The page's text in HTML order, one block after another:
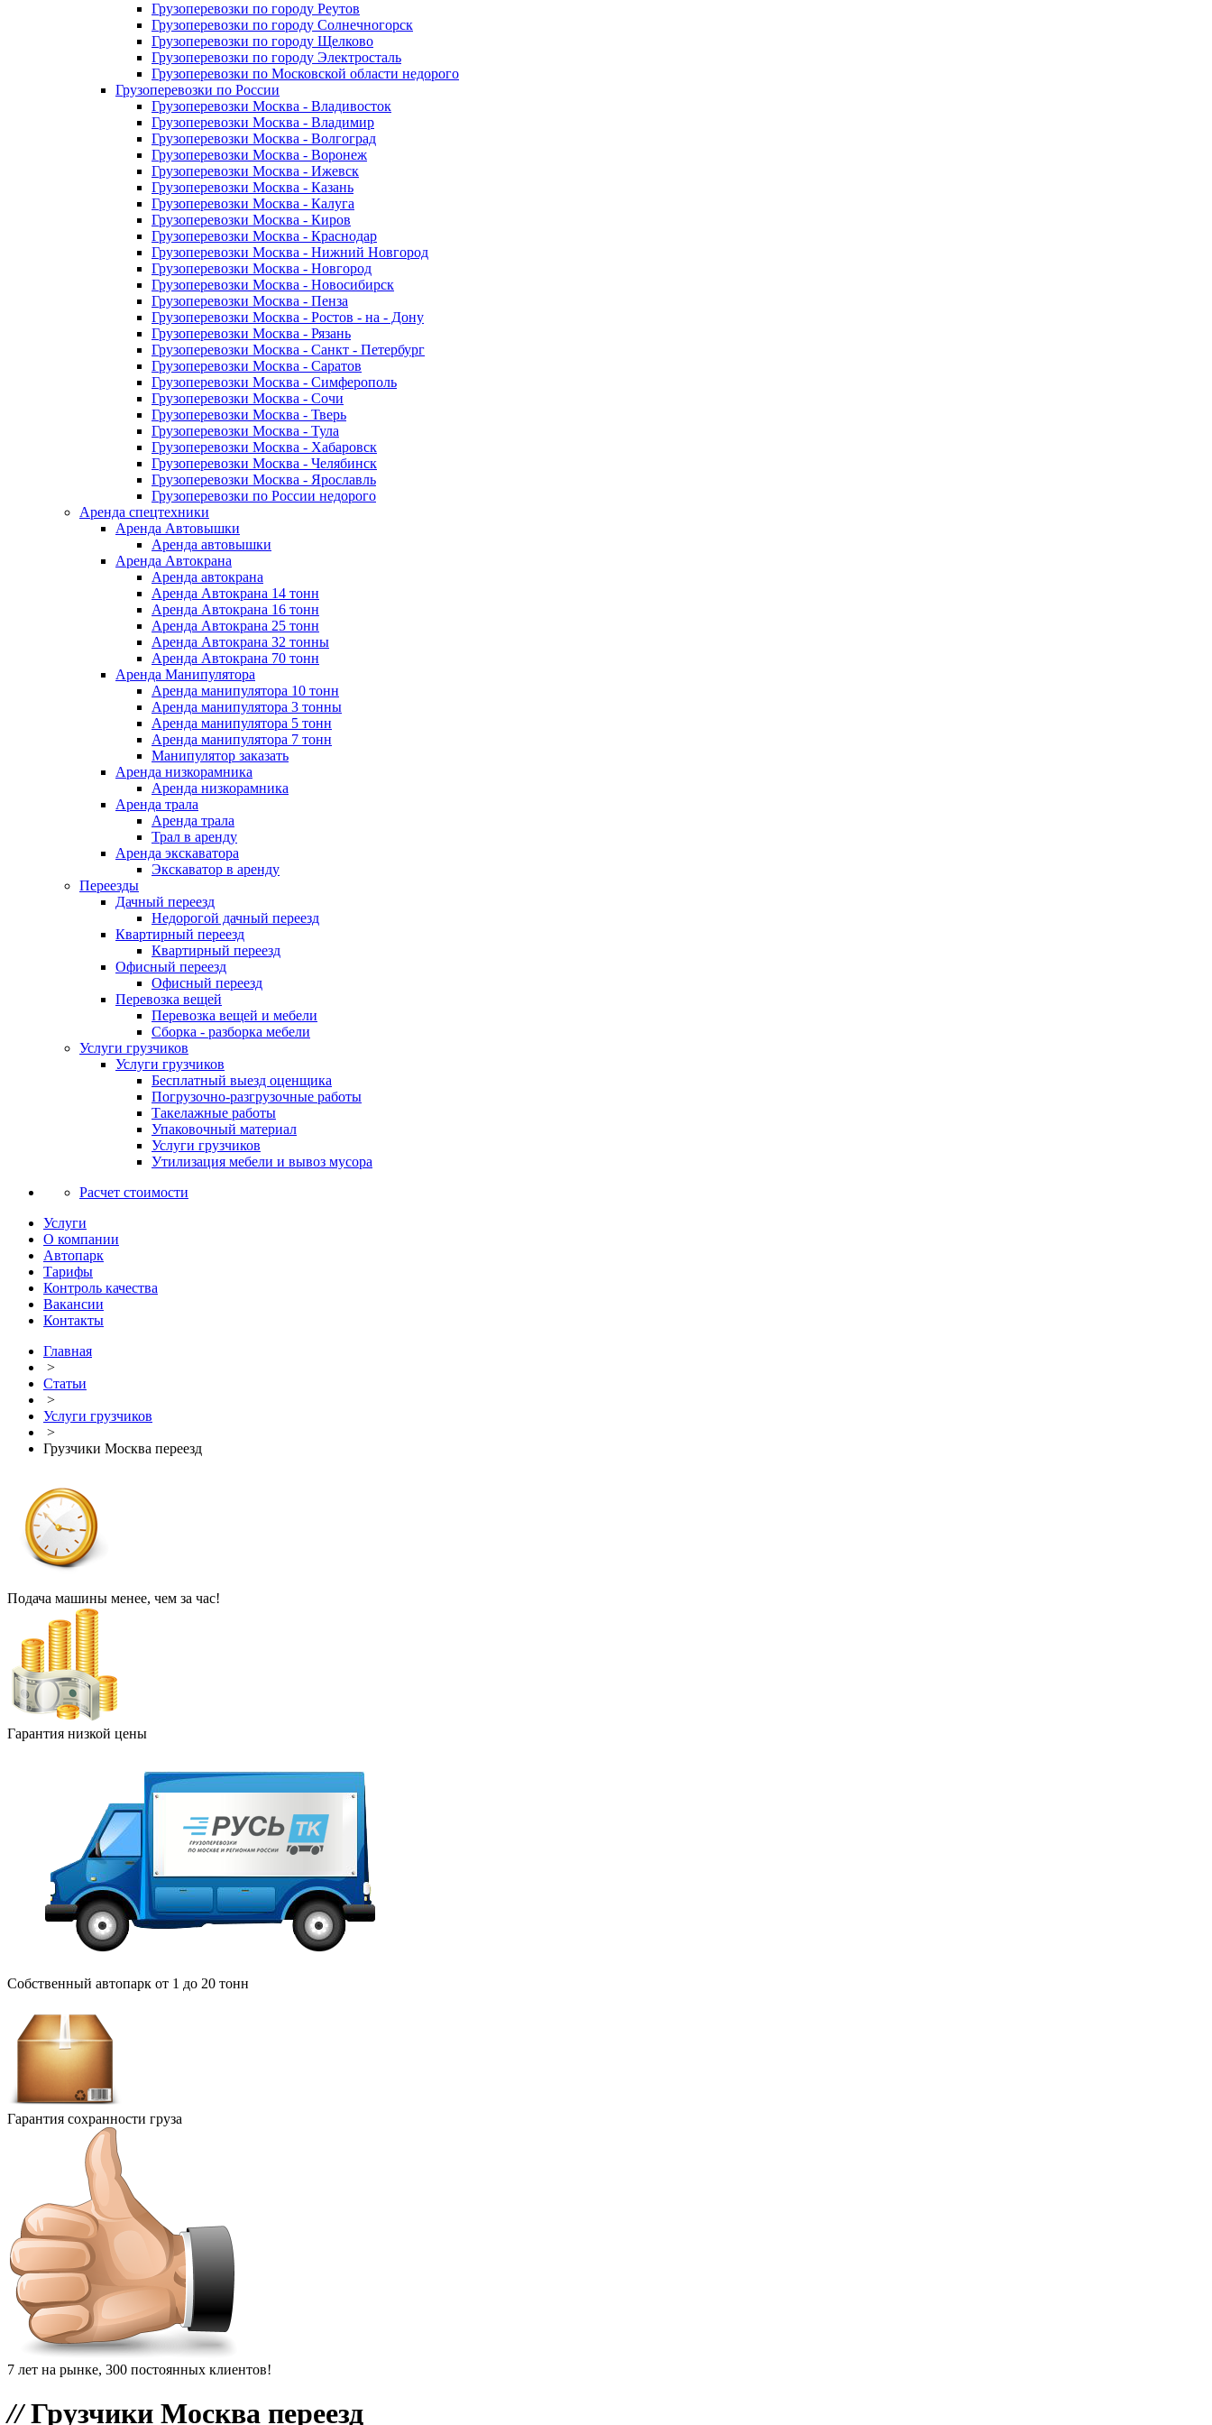
Грузоперевозки по городу Реутов
Грузоперевозки по городу Солнечногорск
Грузоперевозки по городу Щелково
Грузоперевозки по городу Электросталь
Грузоперевозки по Московской области недорого
Грузоперевозки по России
Грузоперевозки Москва - Владивосток
Грузоперевозки Москва - Владимир
Грузоперевозки Москва - Волгоград
Грузоперевозки Москва - Воронеж
Грузоперевозки Москва - Ижевск
Грузоперевозки Москва - Казань
Грузоперевозки Москва - Калуга
Грузоперевозки Москва - Киров
Грузоперевозки Москва - Краснодар
Грузоперевозки Москва - Нижний Новгород
Грузоперевозки Москва - Новгород
Грузоперевозки Москва - Новосибирск
Грузоперевозки Москва - Пенза
Грузоперевозки Москва - Ростов - на - Дону
Грузоперевозки Москва - Рязань
Грузоперевозки Москва - Санкт - Петербург
Грузоперевозки Москва - Саратов
Грузоперевозки Москва - Симферополь
Грузоперевозки Москва - Сочи
Грузоперевозки Москва - Тверь
Грузоперевозки Москва - Тула
Грузоперевозки Москва - Хабаровск
Грузоперевозки Москва - Челябинск
Грузоперевозки Москва - Ярославль
Грузоперевозки по России недорого
Аренда спецтехники
Аренда Автовышки
Аренда автовышки
Аренда Автокрана
Аренда автокрана
Аренда Автокрана 14 тонн
Аренда Автокрана 16 тонн
Аренда Автокрана 25 тонн
Аренда Автокрана 32 тонны
Аренда Автокрана 70 тонн
Аренда Манипулятора
Аренда манипулятора 10 тонн
Аренда манипулятора 3 тонны
Аренда манипулятора 5 тонн
Аренда манипулятора 7 тонн
Манипулятор заказать
Аренда низкорамника
Аренда низкорамника
Аренда трала
Аренда трала
Трал в аренду
Аренда экскаватора
Экскаватор в аренду
Переезды
Дачный переезд
Недорогой дачный переезд
Квартирный переезд
Квартирный переезд
Офисный переезд
Офисный переезд
Перевозка вещей
Перевозка вещей и мебели
Сборка - разборка мебели
Услуги грузчиков
Услуги грузчиков
Бесплатный выезд оценщика
Погрузочно-разгрузочные работы
Такелажные работы
Упаковочный материал
Услуги грузчиков
Утилизация мебели и вывоз мусора
Расчет стоимости
Услуги
О компании
Автопарк
Тарифы
Контроль качества
Вакансии
Контакты
Главная
>
Статьи
>
Услуги грузчиков
>
Грузчики Москва переезд
Подача машины менее, чем за час!
Гарантия низкой цены
Собственный автопарк от 1 до 20 тонн
Гарантия сохранности груза
7 лет на рынке, 300 постоянных клиентов!
//Грузчики Москва переезд